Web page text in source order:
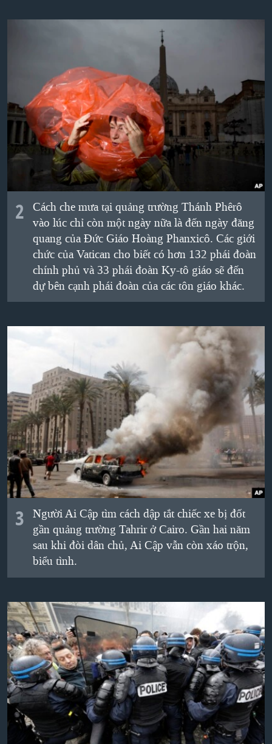
2
Cách che mưa tại quảng trường Thánh Phêrô
vào lúc chỉ còn một ngày nữa là đến ngày đăng
quang của Đức Giáo Hoàng Phanxicô. Các giới
chức của Vatican cho biết có hơn 132 phái đoàn
chính phủ và 33 phái đoàn Ky-tô giáo sẽ đến
dự bên cạnh phái đoàn của các tôn giáo khác.
3
Người Ai Cập tìm cách dập tắt chiếc xe bị đốt
gần quảng trường Tahrir ở Cairo. Gần hai năm
sau khi đòi dân chủ, Ai Cập vẫn còn xáo trộn,
biểu tình.